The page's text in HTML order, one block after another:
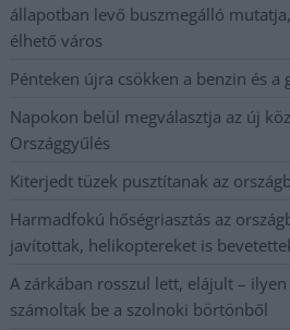
állapotban levő buszmegálló
élhető város
Pénteken újra csökken a benzin és a
Napokon belül megválasztja az új
Országgyűlés
Kiterjedt tüzek pusztítanak az
Harmadfokú hőségriasztás az
javítottak, helikoptereket is
A zárkában rosszul lett, elájult –
számoltak be a szolnoki börtönből